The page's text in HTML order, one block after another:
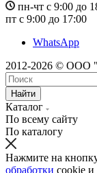
пн-чт с 9:00 до
пт с 9:00 до 17:00
WhatsApp
2012-2026 ©
Найти
Каталог
По всему сайту
По каталогу
Нажмите на
обработки cookie